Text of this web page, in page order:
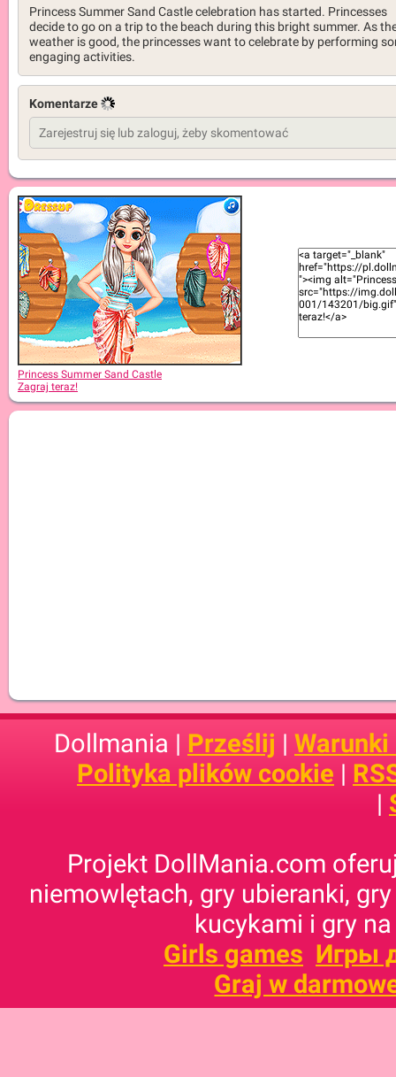
Princess Summer Sand Castle celebration has started. Princesses
decide to go on a trip to the beach during this bright summer. As
weather is good, the princesses want to celebrate by performing
engaging activities.
Komentarze
Princess Summer Sand Castle
Zagraj teraz!
Dollmania | Prześlij |
Polityka plików cookie |
|
Projekt DollMania.com
niemowlętach, gry ubieranki,
kucykami i gry
Girls games Игры
Graj w